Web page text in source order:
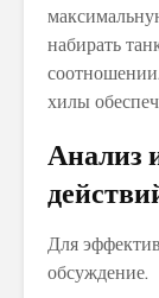
набирать
хилы
Анализ
Для
обсуждение.